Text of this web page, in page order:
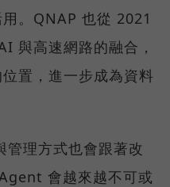
。QNAP 也從 2021
與高速網路的融合，
置，進一步成為資料
管理方式也會跟著改
會越來越不可或